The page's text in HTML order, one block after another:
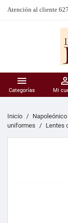
Atención al cliente

Categorías Mi
Inicio Napoleónico
uniformes
Lentes